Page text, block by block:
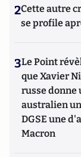
2Cette autre
se profile
3Le Point
que Xavier
russe donne
australien
DGSE une
Macron